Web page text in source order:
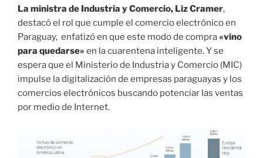
La ministra de Industria y Comercio, Liz Cramer,
destacó el rol que cumple el comercio electrónico en
Paraguay, enfatizó en que este modo de compra«vino
para quedarse» en la cuarentena inteligente. Y se
espera que el Ministerio de Industria y Comercio (MIC)
impulse la digitalización de empresas paraguayas y los
comercios electrónicos buscando potenciar las ventas
por medio de Internet.